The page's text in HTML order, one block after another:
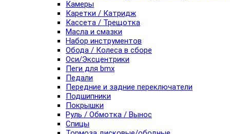
Камеры
Каретки / Катридж
Кассета / Трещотка
Масла и смазки
Набор инструментов
Обода / Колеса в сборе
Оси/Эксцентрики
Пеги для bmx
Педали
Передние и задние переключатели
Подшипники
Покрышки
Руль / Обмотка / Вынос
Спицы